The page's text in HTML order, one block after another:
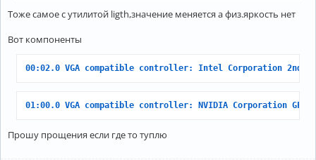
Тоже самое с утилитой ligth,значение меняется а физ.яркость нет
Вот компоненты
00:02.0 VGA compatible controller: Intel Corporation 2nd
01:00.0 VGA compatible controller: NVIDIA Corporation
Прошу прощения если где то туплю